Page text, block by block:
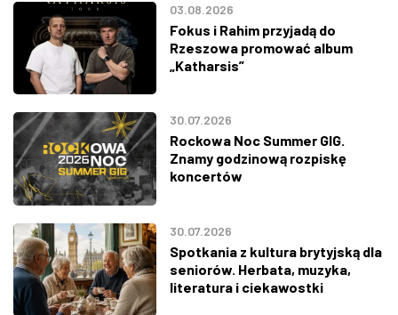
03.08.2026
Fokus i Rahim przyjadą do
Rzeszowa promować album
„Katharsis”
30.07.2026
Rockowa Noc Summer GIG.
Znamy godzinową rozpiskę
koncertów
30.07.2026
Spotkania z kultura brytyjską dla
seniorów. Herbata, muzyka,
literatura i ciekawostki